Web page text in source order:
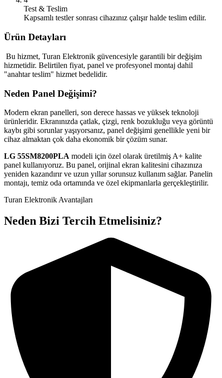
Test & Teslim
Kapsamlı testler sonrası cihazınız çalışır halde teslim edilir.
Ürün Detayları
Bu hizmet, Turan Elektronik güvencesiyle garantili bir değişim
hizmetidir. Belirtilen fiyat, panel ve profesyonel montaj dahil
"anahtar teslim" hizmet bedelidir.
Neden Panel Değişimi?
Modern ekran panelleri, son derece hassas ve yüksek teknoloji
ürünleridir. Ekranınızda çatlak, çizgi, renk bozukluğu veya görüntü
kaybı gibi sorunlar yaşıyorsanız, panel değişimi genellikle yeni bir
cihaz almaktan çok daha ekonomik bir çözüm sunar.
LG 55SM8200PLA modeli için özel olarak üretilmiş A+ kalite
panel kullanıyoruz. Bu panel, orijinal ekran kalitesini cihazınıza
yeniden kazandırır ve uzun yıllar sorunsuz kullanım sağlar. Panelin
montajı, temiz oda ortamında ve özel ekipmanlarla gerçekleştirilir.
Turan Elektronik Avantajları
Neden Bizi Tercih Etmelisiniz?